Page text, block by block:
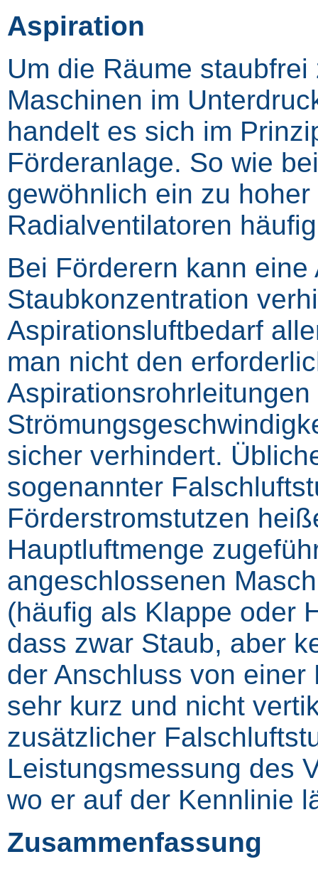
Aspiration
Um die Räume
Maschinen im
handelt es sich im
Förderanlage. So wie
gewöhnlich ein zu
Radialventilatoren
Bei Förderern kann
Staubkonzentration
Aspirationsluftbedarf
man nicht den
sicher verhindert.
sogenannter
Förderstromstutzen
Hauptluftmenge
angeschlossenen
(häufig als Klappe oder
dass zwar Staub, aber
der Anschluss von
sehr kurz und nicht
zusätzlicher
Leistungsmessung des
wo er auf der Kennlinie
Zusammenfassung